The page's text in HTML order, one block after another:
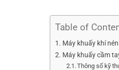
Table of
Máy khuấy khí
Máy khuấy cầm
Thông số kỹ